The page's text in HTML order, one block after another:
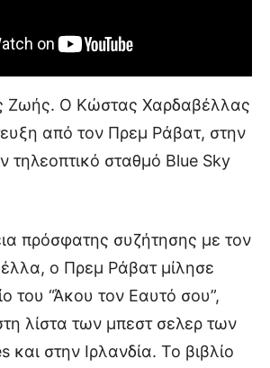
Ζωής. Ο Κώστας Χαρδαβέλλας
από τον Πρεμ Ράβατ, στην
τηλεοπτικό σταθμό Blue Sky
πρόσφατης συζήτησης με τον
ο Πρεμ Ράβατ μίλησε
του “Άκου τον Εαυτό σου”,
λίστα των μπεστ σελερ των
και στην Ιρλανδία. Το βιβλίο